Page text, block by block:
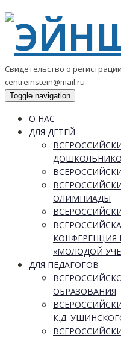
Свидетельство о
centreinstein@mail.ru
Toggle navigation
О НАС
ДЛЯ ДЕТЕЙ
ОЛИМПИАДЫ
«МОЛОДОЙ
ДЛЯ ПЕДАГОГОВ
ОБРАЗОВАНИЯ
К.Д.